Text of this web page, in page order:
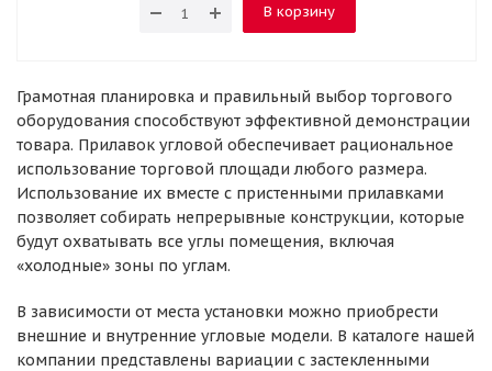
В корзину
Грамотная планировка и правильный выбор торгового
оборудования способствуют эффективной демонстрации
товара. Прилавок угловой обеспечивает рациональное
использование торговой площади любого размера.
Использование их вместе с пристенными прилавками
позволяет собирать непрерывные конструкции, которые
будут охватывать все углы помещения, включая
«холодные» зоны по углам.
В зависимости от места установки можно приобрести
внешние и внутренние угловые модели. В каталоге нашей
компании представлены вариации с застекленными